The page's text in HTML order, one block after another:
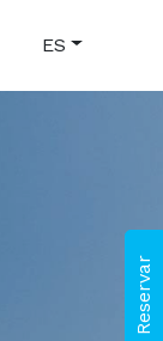
Reservar
ES